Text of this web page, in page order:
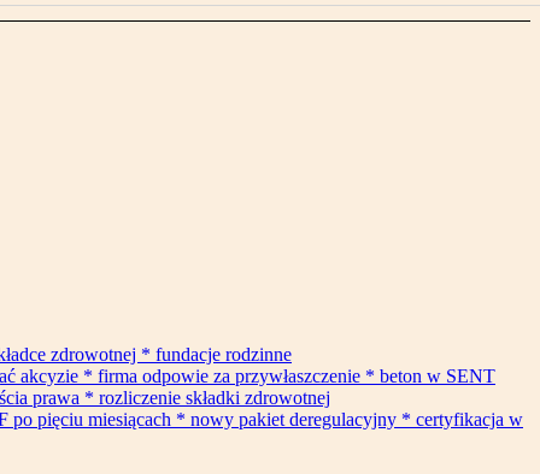
zdrowotnej * fundacje rodzinne
akcyzie * firma odpowie za przywłaszczenie * beton w SENT
prawa * rozliczenie składki zdrowotnej
po pięciu miesiącach * nowy pakiet deregulacyjny * certyfikacja w